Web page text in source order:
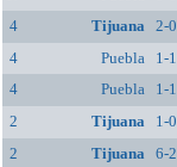
4
Tijuana 2-0
4
Puebla 1-1
4
Puebla 1-1
2
Tijuana 1-0
2
Tijuana 6-2